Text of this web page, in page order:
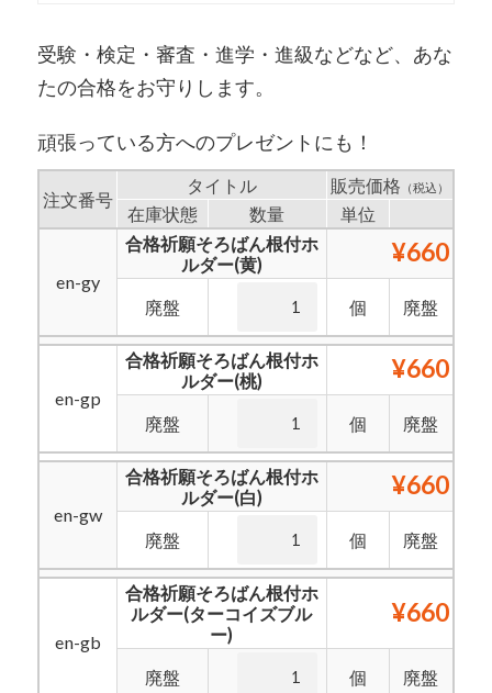
受験・検定・審査・進学・進級などなど、あな
たの合格をお守りします。
頑張っている方へのプレゼントにも！
注文番号
タイトル 販売価格 （税込）
在庫状態 数量 単位
en-gy
合格祈願そろばん根付ホ
ルダー(黄)
¥660
廃盤 個 廃盤
en-gp
合格祈願そろばん根付ホ
ルダー(桃)
¥660
廃盤 個 廃盤
en-gw
合格祈願そろばん根付ホ
ルダー(白)
¥660
廃盤 個 廃盤
en-gb
合格祈願そろばん根付ホ
ルダー(ターコイズブル
ー)
¥660
廃盤 個 廃盤